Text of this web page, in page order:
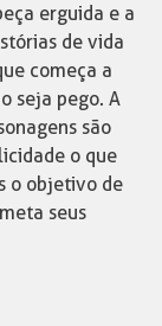
erguida e a
de vida
começa a
seja pego. A
são
o que
o objetivo de
seus